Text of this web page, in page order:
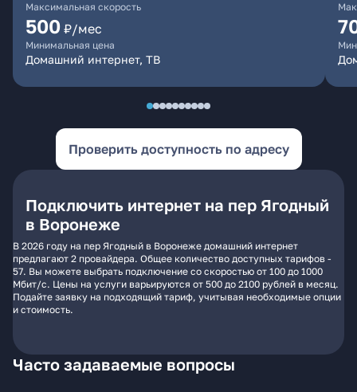
Максимальная скорость
500 ₽/мес
Минимальная цена
Домашний интернет, ТВ
Проверить доступность по адресу
Подключить интернет на пер Ягодный
в Воронеже
В 2026 году на пер Ягодный в Воронеже домашний интернет
предлагают 2 провайдера. Общее количество доступных тарифов -
57. Вы можете выбрать подключение со скоростью от 100 до 1000
Мбит/с. Цены на услуги варьируются от 500 до 2100 рублей в месяц.
Подайте заявку на подходящий тариф, учитывая необходимые опции
и стоимость.
Часто задаваемые вопросы